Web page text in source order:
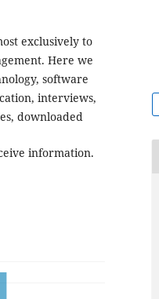
exclusively to
Here we
software
interviews,
downloaded
information.